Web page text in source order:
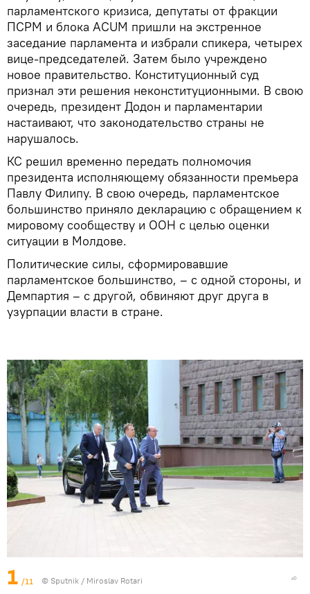
парламентского кризиса, депутаты от фракции
ПСРМ и блока ACUM пришли на экстренное
заседание парламента и избрали спикера, четырех
вице-председателей. Затем было учреждено
новое правительство. Конституционный суд
признал эти решения неконституционными. В свою
очередь, президент Додон и парламентарии
настаивают, что законодательство страны не
нарушалось.
КС решил временно передать полномочия
президента исполняющему обязанности премьера
Павлу Филипу. В свою очередь, парламентское
большинство приняло декларацию с обращением к
мировому сообществу и ООН с целью оценки
ситуации в Молдове.
Политические силы, сформировавшие
парламентское большинство, – с одной стороны, и
Демпартия – с другой, обвиняют друг друга в
узурпации власти в стране.
1 /11 © Sputnik / Miroslav Rotari